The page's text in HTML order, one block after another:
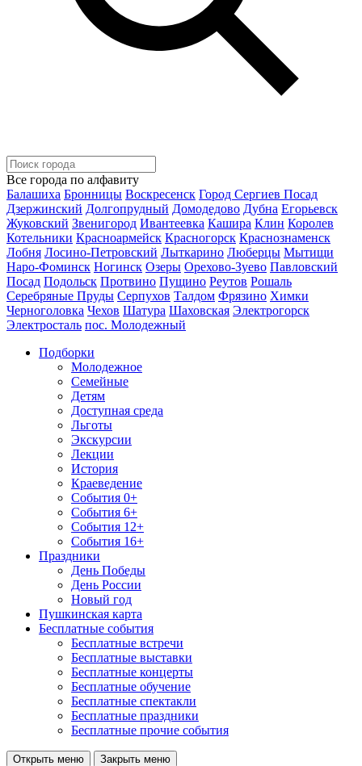
Все города по алфавиту
Балашиха Бронницы Воскресенск Город Сергиев Посад
Дзержинский Долгопрудный Домодедово Дубна Егорьевск
Жуковский Звенигород Ивантеевка Кашира Клин Королев
Котельники Красноармейск Красногорск Краснознаменск
Лобня Лосино-Петровский Лыткарино Люберцы Мытищи
Наро-Фоминск Ногинск Озеры Орехово-Зуево Павловский
Посад Подольск Протвино Пущино Реутов Рошаль
Серебряные Пруды Серпухов Талдом Фрязино Химки
Черноголовка Чехов Шатура Шаховская Электрогорск
Электросталь пос. Молодежный
Подборки
Молодежное
Семейные
Детям
Доступная среда
Льготы
Экскурсии
Лекции
История
Краеведение
События 0+
События 6+
События 12+
События 16+
Праздники
День Победы
День России
Новый год
Пушкинская карта
Бесплатные события
Бесплатные встречи
Бесплатные выставки
Бесплатные концерты
Бесплатные обучение
Бесплатные спектакли
Бесплатные праздники
Бесплатные прочие события
Открыть меню Закрыть меню